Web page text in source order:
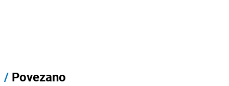
/ Povezano